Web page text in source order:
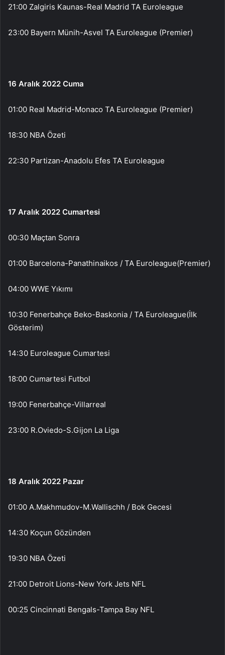
21:00 Zalgiris Kaunas-Real Madrid TA Euroleague
23:00 Bayern Münih-Asvel TA Euroleague (Premier)
16 Aralık 2022 Cuma
01:00 Real Madrid-Monaco TA Euroleague (Premier)
18:30 NBA Özeti
22:30 Partizan-Anadolu Efes TA Euroleague
17 Aralık 2022 Cumartesi
00:30 Maçtan Sonra
01:00 Barcelona-Panathinaikos / TA Euroleague(Premier)
04:00 WWE Yıkımı
10:30 Fenerbahçe Beko-Baskonia / TA Euroleague(İlk
Gösterim)
14:30 Euroleague Cumartesi
18:00 Cumartesi Futbol
19:00 Fenerbahçe-Villarreal
23:00 R.Oviedo-S.Gijon La Liga
18 Aralık 2022 Pazar
01:00 A.Makhmudov-M.Wallischh / Bok Gecesi
14:30 Koçun Gözünden
19:30 NBA Özeti
21:00 Detroit Lions-New York Jets NFL
00:25 Cincinnati Bengals-Tampa Bay NFL